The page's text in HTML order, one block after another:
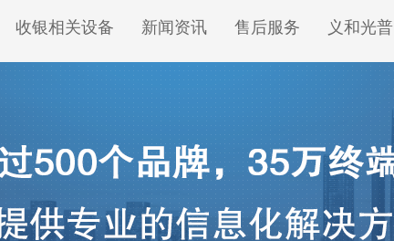
收银相关设备 新闻资讯 售后服务 义和光普